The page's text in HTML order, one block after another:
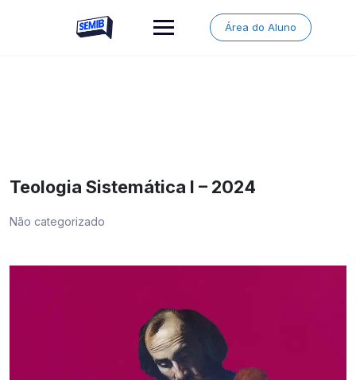
Área do Aluno
Teologia Sistemática I – 2024
Não categorizado